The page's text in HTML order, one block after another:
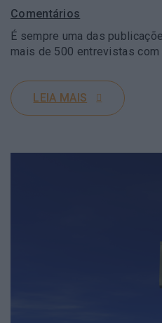
Comentários
É sempre uma das
mais de 500 entrevistas com
LEIA MAIS